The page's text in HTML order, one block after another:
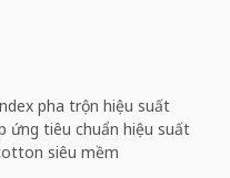
pha trộn hiệu suất
ứng tiêu chuẩn hiệu suất
siêu mềm